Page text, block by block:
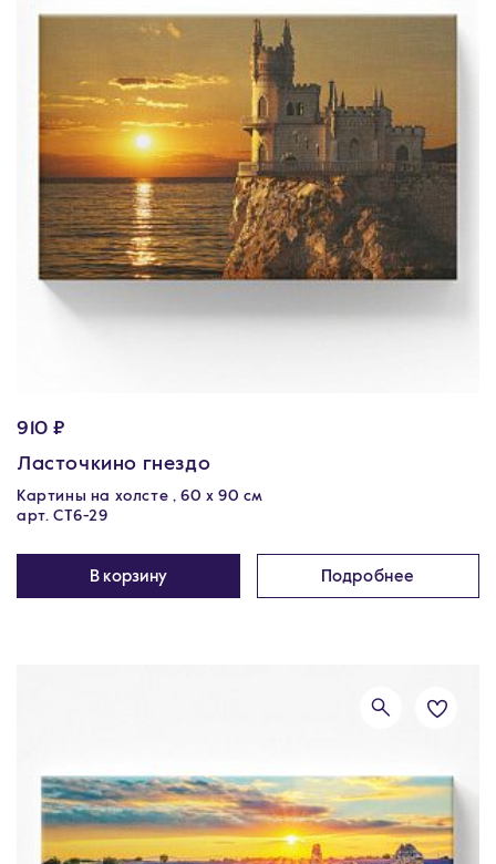
910 ₽
Ласточкино гнездо
Картины на холсте , 60 х 90 см
арт. CT6-29
В корзину Подробнее